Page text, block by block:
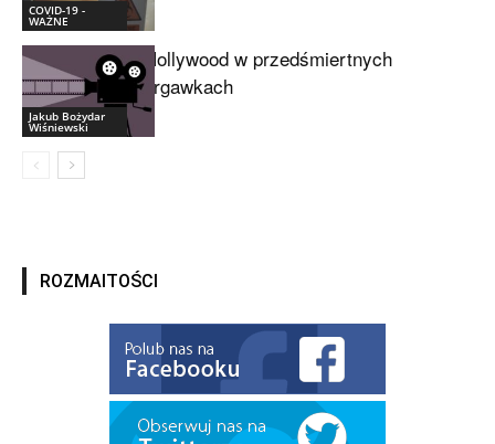
COVID-19 -
WAŻNE
Jakub Bożydar
Wiśniewski
Hollywood w przedśmiertnych
drgawkach
ROZMAITOŚCI